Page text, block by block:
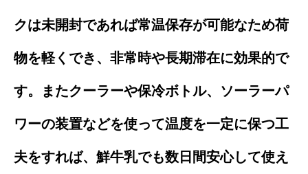
クは未開封であれば常温保存が可能なため荷
物を軽くでき、非常時や長期滞在に効果的で
す。またクーラーや保冷ボトル、ソーラーパ
ワーの装置などを使って温度を一定に保つ工
夫をすれば、鮮牛乳でも数日間安心して使え